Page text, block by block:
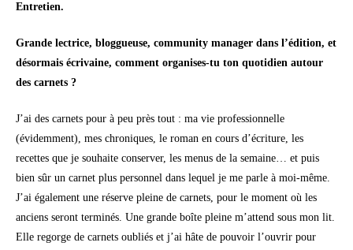
Entretien.
Grande lectrice, bloggueuse, community manager dans l’édition, et
désormais écrivaine, comment organises-tu ton quotidien autour
des carnets ?
J’ai des carnets pour à peu près tout : ma vie professionnelle
(évidemment), mes chroniques, le roman en cours d’écriture, les
recettes que je souhaite conserver, les menus de la semaine… et puis
bien sûr un carnet plus personnel dans lequel je me parle à moi-même.
J’ai également une réserve pleine de carnets, pour le moment où les
anciens seront terminés. Une grande boîte pleine m’attend sous mon lit.
Elle regorge de carnets oubliés et j’ai hâte de pouvoir l’ouvrir pour